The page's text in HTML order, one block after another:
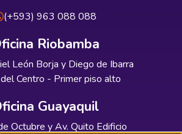
(+593) 963 088 088
Riobamba
León Borja y Diego de Ibarra
Centro - Primer piso alto
Guayaquil
Octubre y Av. Quito Edificio